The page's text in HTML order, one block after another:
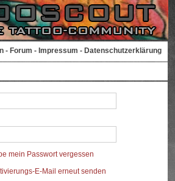
- Forum - Impressum - Datenschutzerklärung
mein Passwort vergessen
E-Mail erneut senden